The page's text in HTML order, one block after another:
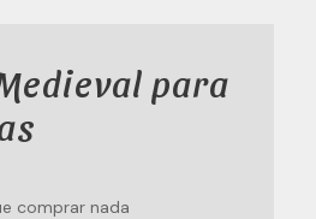
para
comprar nada